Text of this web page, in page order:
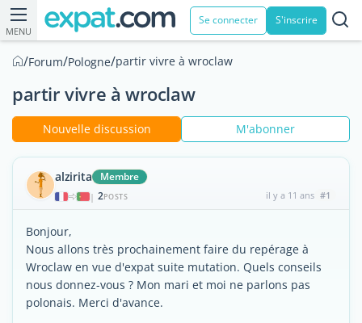
MENU
Se connecter S'inscrire
/Forum/Pologne/partir vivre à wroclaw
partir vivre à wroclaw
Nouvelle discussion M'abonner
alzirita Membre
| 2POSTS il y a 11 ans #1
Bonjour,
Nous allons très prochainement faire du repérage à
Wroclaw en vue d'expat suite mutation. Quels conseils
nous donnez-vous ? Mon mari et moi ne parlons pas
polonais. Merci d'avance.